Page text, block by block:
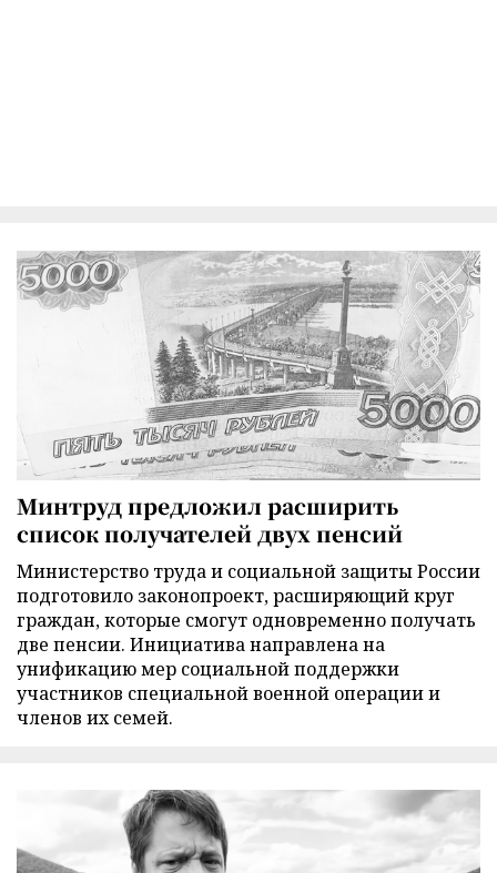
Минтруд предложил расширить
список получателей двух пенсий
Министерство труда и социальной защиты России
подготовило законопроект, расширяющий круг
граждан, которые смогут одновременно получать
две пенсии. Инициатива направлена на
унификацию мер социальной поддержки
участников специальной военной операции и
членов их семей.